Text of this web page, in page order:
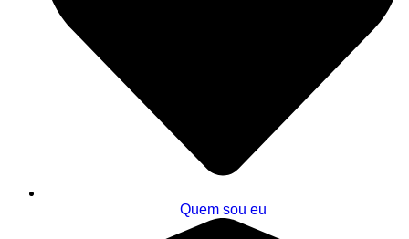
Quem sou eu